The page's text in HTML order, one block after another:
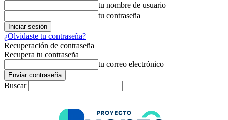
tu nombre de usuario
tu contraseña
¿Olvidaste tu contraseña?
Recuperación de contraseña
Recupera tu contraseña
tu correo electrónico
Buscar